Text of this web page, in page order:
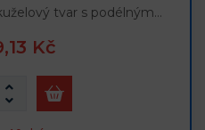
tvar s podélným…
Kč